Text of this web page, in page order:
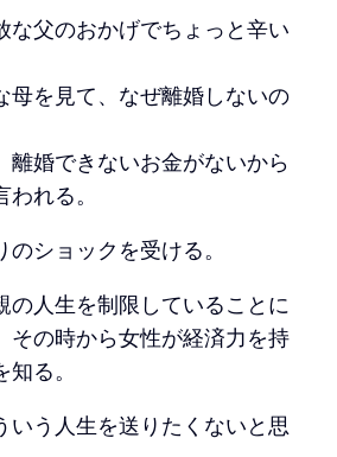
な父のおかげでちょっと辛い
母を見て、なぜ離婚しないの
離婚できないお金がないから
れる。
ショックを受ける。
の人生を制限していることに
その時から女性が経済力を持
る。
いう人生を送りたくないと思